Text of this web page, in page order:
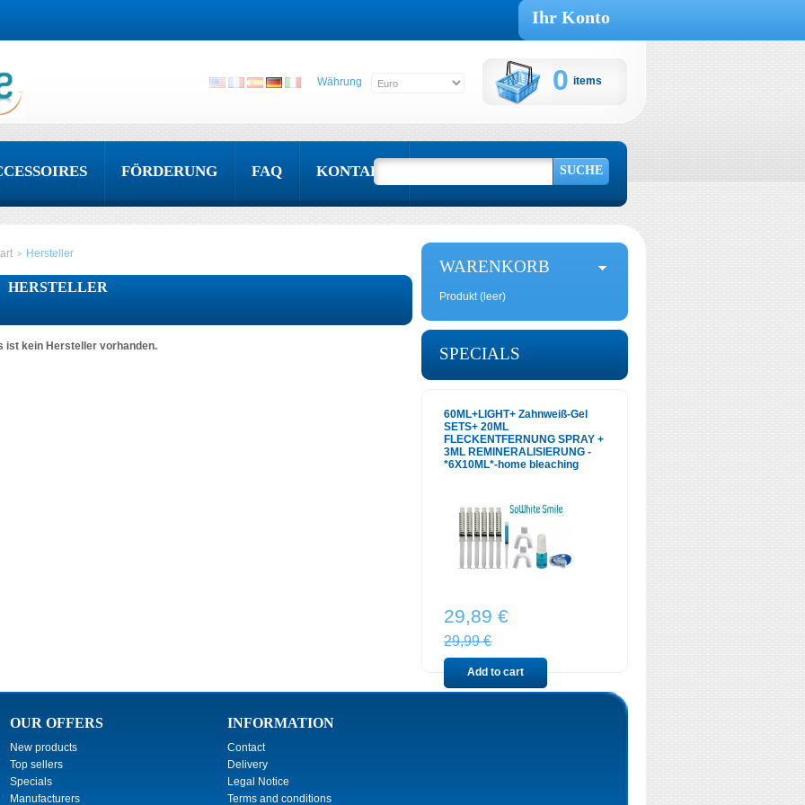
Ihr Konto
0 items
Währung
FÖRDERUNG FAQ KONTAKT SUCHE
> Hersteller
HERSTELLER
ist kein Hersteller vorhanden.
WARENKORB
Produkt (leer)
SPECIALS
60ML+LIGHT+ Zahnweiß-Gel
SETS+ 20ML
FLECKENTFERNUNG SPRAY +
3ML REMINERALISIERUNG -
*6X10ML*-home bleaching
29,89 €
29,99 €
Add to cart
OUR OFFERS
New products
Top sellers
Specials
Manufacturers
INFORMATION
Contact
Delivery
Legal Notice
Terms and conditions